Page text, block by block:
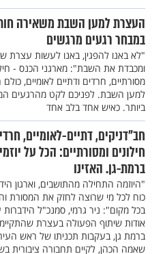
העצרת למען השבת משאירה
במבחר רגעים מרגשים
"לא באנו להפגין, באנו לעשות עצרת
ומכבדת את השבת": מארגני הכנס -
מסורתיים, חרדים ודתיים לאומיים,
למען השבת. לפניכם לקט מהרגעים
ביותר. כאיש אחד בלב אחד
חב"דניקים, דתיים-לאומיים,
חילונים ומסורתיים: הכל על
ברמת-גן. האזינו
"היוזמה התחילה מהתושבים, וארגון
כוח לכל מי שרוצה לחזק את המסורת
בכל מקום": ניר גרמי, סמנכ"ל
אודות שיתוף הפעולה בעצרת
ברמת גן, בעקבות תכניתו של ראש
שאמה הכהן, לקיים תחבורה ציבורית